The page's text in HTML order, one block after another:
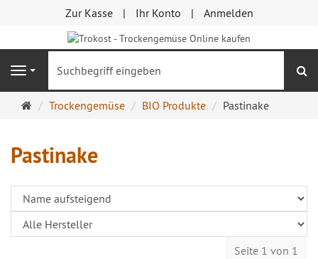
Zur Kasse Ihr Konto Anmelden
Navigation
Startseite
Trockengemüse BIO Produkte Pastinake
Pastinake
Seite 1 von 1